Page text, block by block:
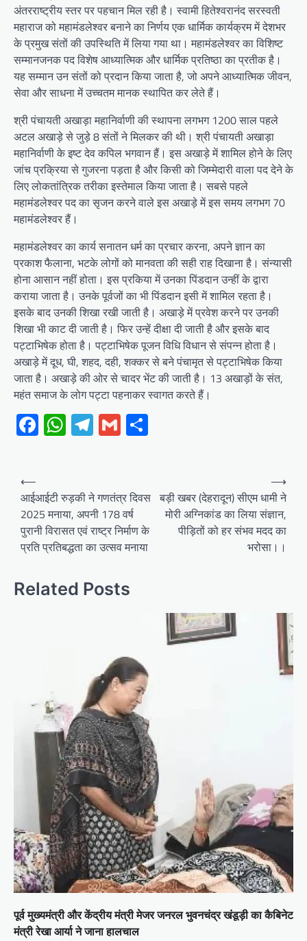
अंतरराष्ट्रीय स्तर पर पहचान मिल रही है। स्वामी हितेश्वरानंद सरस्वती
महाराज को महामंडलेश्वर बनाने का निर्णय एक धार्मिक कार्यक्रम में देशभर
के प्रमुख संतों की उपस्थिति में लिया गया था। महामंडलेश्वर का विशिष्ट
सम्मानजनक पद विशेष आध्यात्मिक और धार्मिक प्रतिष्ठा का प्रतीक है।
यह सम्मान उन संतों को प्रदान किया जाता है, जो अपने आध्यात्मिक जीवन,
सेवा और साधना में उच्चतम मानक स्थापित कर लेते हैं।
श्री पंचायती अखाड़ा महानिर्वाणी की स्थापना लगभग 1200 साल पहले
अटल अखाड़े से जुड़े 8 संतों ने मिलकर की थी। श्री पंचायती अखाड़ा
महानिर्वाणी के इष्ट देव कपिल भगवान हैं। इस अखाड़े में शामिल होने के लिए
जांच प्रक्रिया से गुजरना पड़ता है और किसी को जिम्मेदारी वाला पद देने के
लिए लोकतांत्रिक तरीका इस्तेमाल किया जाता है। सबसे पहले
महामंडलेश्वर पद का सृजन करने वाले इस अखाड़े में इस समय लगभग 70
महामंडलेश्वर हैं।
महामंडलेश्वर का कार्य सनातन धर्म का प्रचार करना, अपने ज्ञान का
प्रकाश फैलाना, भटके लोगों को मानवता की सही राह दिखाना है। संन्यासी
होना आसान नहीं होता। इस प्रकिया में उनका पिंडदान उन्हीं के द्वारा
कराया जाता है। उनके पूर्वजों का भी पिंडदान इसी में शामिल रहता है।
इसके बाद उनकी शिखा रखी जाती है। अखाड़े में प्रवेश करने पर उनकी
शिखा भी काट दी जाती है। फिर उन्हें दीक्षा दी जाती है और इसके बाद
पट्टाभिषेक होता है। पट्टाभिषेक पूजन विधि विधान से संपन्न होता है।
अखाड़े में दूध, घी, शहद, दही, शक्कर से बने पंचामृत से पट्टाभिषेक किया
जाता है। अखाड़े की ओर से चादर भेंट की जाती है। 13 अखाड़ों के संत,
महंत समाज के लोग पट्टा पहनाकर स्वागत करते हैं।
Facebook
WhatsApp
Telegram
Gmail
Post
navigation
⟵
आईआईटी रुड़की ने गणतंत्र दिवस
2025 मनाया, अपनी 178 वर्ष
पुरानी विरासत एवं राष्ट्र निर्माण के
प्रति प्रतिबद्धता का उत्सव मनाया
बड़ी खबर (देहरादून) सीएम धामी ने
मोरी अग्निकांड का लिया संज्ञान,
पीड़ितों को हर संभव मदद का
भरोसा।।
⟶
Related Posts
पूर्व मुख्यमंत्री और केंद्रीय मंत्री मेजर जनरल भुवनचंद्र खंडूड़ी का कैबिनेट
मंत्री रेखा आर्या ने जाना हालचाल